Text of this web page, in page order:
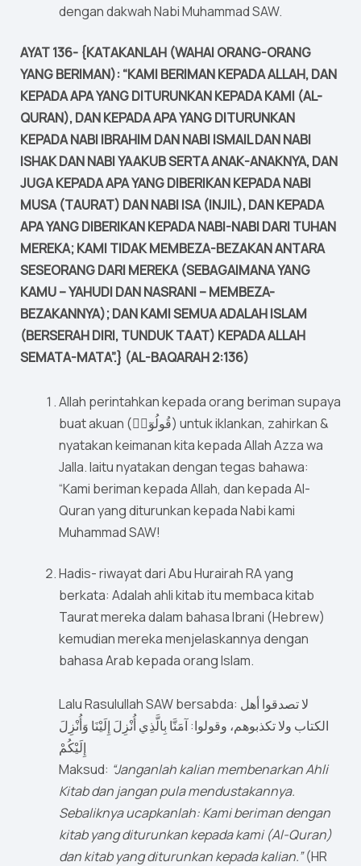
dengan dakwah Nabi Muhammad SAW.
AYAT 136- {KATAKANLAH (WAHAI ORANG-ORANG
YANG BERIMAN): “KAMI BERIMAN KEPADA ALLAH, DAN
KEPADA APA YANG DITURUNKAN KEPADA KAMI (AL-
QURAN), DAN KEPADA APA YANG DITURUNKAN
KEPADA NABI IBRAHIM DAN NABI ISMAIL DAN NABI
ISHAK DAN NABI YAAKUB SERTA ANAK-ANAKNYA, DAN
JUGA KEPADA APA YANG DIBERIKAN KEPADA NABI
MUSA (TAURAT) DAN NABI ISA (INJIL), DAN KEPADA
APA YANG DIBERIKAN KEPADA NABI-NABI DARI TUHAN
MEREKA; KAMI TIDAK MEMBEZA-BEZAKAN ANTARA
SESEORANG DARI MEREKA (SEBAGAIMANA YANG
KAMU – YAHUDI DAN NASRANI – MEMBEZA-
BEZAKANNYA); DAN KAMI SEMUA ADALAH ISLAM
(BERSERAH DIRI, TUNDUK TAAT) KEPADA ALLAH
SEMATA-MATA”.} (AL-BAQARAH 2:136)
Allah perintahkan kepada orang beriman supaya
buat akuan (قُولُوٓا۟) untuk iklankan, zahirkan &
nyatakan keimanan kita kepada Allah Azza wa
Jalla. Iaitu nyatakan dengan tegas bahawa:
“Kami beriman kepada Allah, dan kepada Al-
Quran yang diturunkan kepada Nabi kami
Muhammad SAW!
Hadis- riwayat dari Abu Hurairah RA yang
berkata: Adalah ahli kitab itu membaca kitab
Taurat mereka dalam bahasa Ibrani (Hebrew)
kemudian mereka menjelaskannya dengan
bahasa Arab kepada orang Islam.
Lalu Rasulullah SAW bersabda: لا تصدقوا أهل
الكتاب ولا تكذبوهم، وقولوا: آمَنَّا بِالَّذِي أُنْزِلَ إِلَيْنَا وَأُنْزِلَ
إِلَيْكُمْ
Maksud: “Janganlah kalian membenarkan Ahli
Kitab dan jangan pula mendustakannya.
Sebaliknya ucapkanlah: Kami beriman dengan
kitab yang diturunkan kepada kami (Al-Quran)
dan kitab yang diturunkan kepada kalian.”(HR